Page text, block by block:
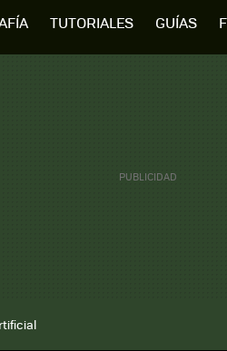
TUTORIALES GUÍAS